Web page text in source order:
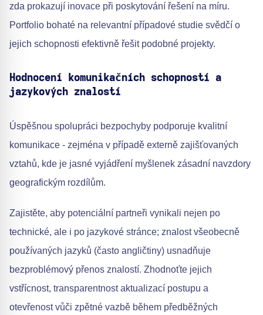
zda prokazují inovace při poskytování řešení na míru.
Portfolio bohaté na relevantní případové studie svědčí o
jejich schopnosti efektivně řešit podobné projekty.
Hodnocení komunikačních schopností a
jazykových znalostí
Úspěšnou spolupráci bezpochyby podporuje kvalitní
komunikace - zejména v případě externě zajišťovaných
vztahů, kde je jasné vyjádření myšlenek zásadní navzdory
geografickým rozdílům.
Zajistěte, aby potenciální partneři vynikali nejen po
technické, ale i po jazykové stránce; znalost všeobecně
používaných jazyků (často angličtiny) usnadňuje
bezproblémový přenos znalostí. Zhodnoťte jejich
vstřícnost, transparentnost aktualizací postupu a
otevřenost vůči zpětné vazbě během předběžných